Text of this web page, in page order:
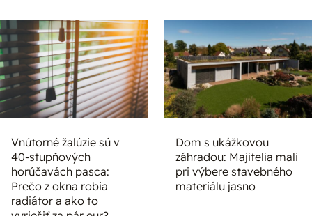
40-stupňových
horúčavách pasca:
Prečo z okna robia
radiátor a ako to
vyriešiť za pár eur?
záhradou: Majitelia mali
pri výbere stavebného
materiálu jasno